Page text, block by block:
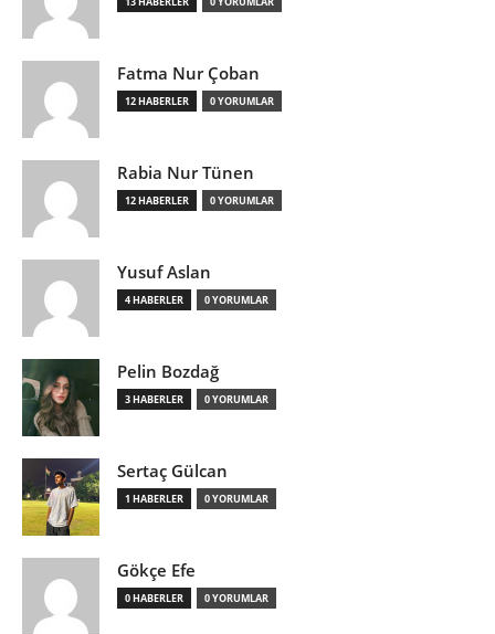
Fatma Nur Çoban
12 HABERLER 0 YORUMLAR
Rabia Nur Tünen
12 HABERLER 0 YORUMLAR
Yusuf Aslan
4 HABERLER 0 YORUMLAR
Pelin Bozdağ
3 HABERLER 0 YORUMLAR
Sertaç Gülcan
1 HABERLER 0 YORUMLAR
Gökçe Efe
0 HABERLER 0 YORUMLAR